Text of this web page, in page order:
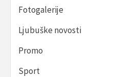
Fotogalerije
Ljubuške novosti
Promo
Sport